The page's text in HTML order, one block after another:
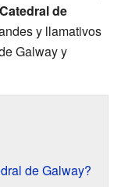
Catedral de
y llamativos
Galway y
de Galway?